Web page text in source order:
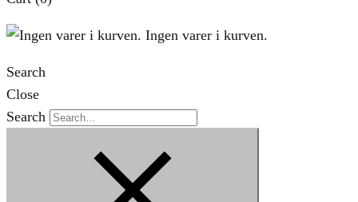
Ingen varer i kurven.
Search
Close
Search